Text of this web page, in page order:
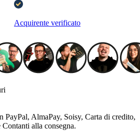
Acquirente verificato
PayPal, AlmaPay, Soisy, Carta di credito,
alla consegna.